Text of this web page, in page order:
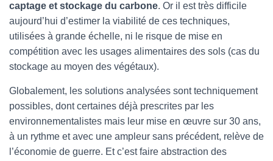
captage et stockage du carbone. Or il est très difficile
aujourd’hui d’estimer la viabilité de ces techniques,
utilisées à grande échelle, ni le risque de mise en
compétition avec les usages alimentaires des sols (cas du
stockage au moyen des végétaux).
Globalement, les solutions analysées sont techniquement
possibles, dont certaines déjà prescrites par les
environnementalistes mais leur mise en œuvre sur 30 ans,
à un rythme et avec une ampleur sans précédent, relève de
l’économie de guerre. Et c’est faire abstraction des